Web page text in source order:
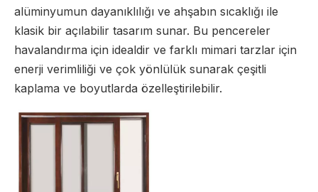
alüminyumun dayanıklılığı ve ahşabın sıcaklığı ile
klasik bir açılabilir tasarım sunar. Bu pencereler
havalandırma için idealdir ve farklı mimari tarzlar için
enerji verimliliği ve çok yönlülük sunarak çeşitli
kaplama ve boyutlarda özelleştirilebilir.